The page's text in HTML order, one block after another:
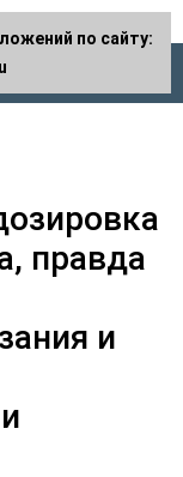
аппарата
правда
и
по сайту: